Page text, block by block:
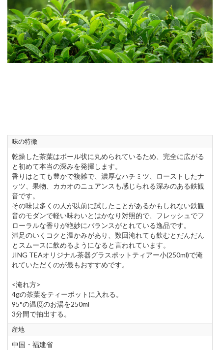
味の特徴
乾燥した茶葉はボール状に丸められているため、完全に広がる
と初めて本当の深みを発揮します。
香りはとても豊かで複雑で、濃厚なハチミツ、ローストしたナ
ッツ、果物、カカオのニュアンスも感じられる深みのある鉄観
音です。
その味は多くの人が以前に試したことがあるかもしれない鉄観
音のモダンで軽い味わいとはかなり対照的で、フレッシュでフ
ローラルな香りが絶妙にバランスがとれている逸品です。
満足のいくコクと温かみがあり、数回淹れても飲むとだんだん
とスムースに飲めるようになると言われています。
JING TEAオリジナル茶器グラスポットティアー小(250ml)で淹
れていただくのが最もおすすめです。
<淹れ方>
4gの茶葉をティーポットに入れる。
95°の温度のお湯を250ml
3分間で抽出する。
産地
中国・福建省